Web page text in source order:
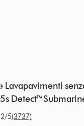
Lavapavimenti
Detect™
/5(3737)